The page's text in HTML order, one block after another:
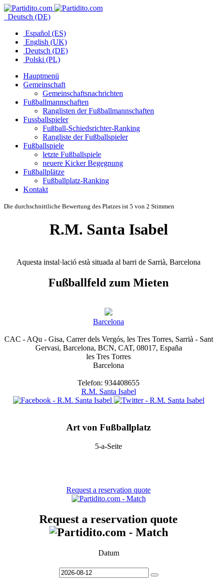
Deutsch (DE)
Español (ES)
English (UK)
Deutsch (DE)
Polski (PL)
Hauptmenü
Gemeinschaft
Gemeinschaftsnachrichten
Fußballmannschaften
Ranglisten der Fußballmannschaften
Fussballspieler
Fußball-Schiedsrichter-Ranking
Rangliste der Fußballspieler
Fußballspiele
letzte Fußballspiele
neuere Kicker Begegnung
Fußballplätze
Fußballplatz-Ranking
Kontakt
Die durchschnittliche Bewertung des Platzes ist 5 von 2 Stimmen
R.M. Santa Isabel
Aquesta instal·lació està situada al barri de Sarrià, Barcelona
Fußballfeld zum Mieten
Barcelona
CAC - AQu - Gisa, Carrer dels Vergós, les Tres Torres, Sarrià - Sant
Gervasi, Barcelona, BCN, CAT, 08017, España
les Tres Torres
Barcelona
Telefon: 934408655
R.M. Santa Isabel
Art von Fußballplatz
5-a-Seite
Request a reservation quote
Request a reservation quote
Datum